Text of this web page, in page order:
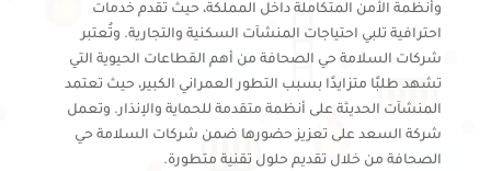
وأنظمة الأمن المتكاملة داخل المملكة، حيث تقدم خدمات
احترافية تلبي احتياجات المنشآت السكنية والتجارية. وتُعتبر
شركات السلامة حي الصحافة من أهم القطاعات الحيوية التي
تشهد طلبًا متزايدًا بسبب التطور العمراني الكبير، حيث تعتمد
المنشآت الحديثة على أنظمة متقدمة للحماية والإنذار. وتعمل
شركة السعد على تعزيز حضورها ضمن شركات السلامة حي
الصحافة من خلال تقديم حلول تقنية متطورة.